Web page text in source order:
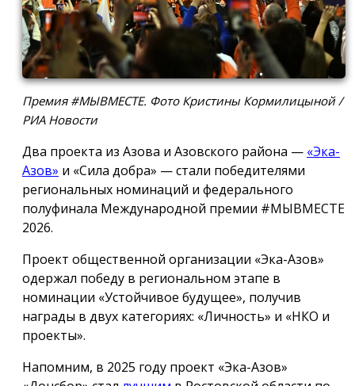
Премия #МЫВМЕСТЕ. Фото Кристины Кормилицыной /
РИА Новости
Два проекта из Азова и Азовского района — «Эка-
Азов» и «Сила добра» — стали победителями
региональных номинаций и федерального
полуфинала Международной премии #МЫВМЕСТЕ
2026.
Проект общественной организации «Эка-Азов»
одержал победу в региональном этапе в
номинации «Устойчивое будущее», получив
награды в двух категориях: «Личность» и «НКО и
проекты».
Напомним, в 2025 году проект «Эка-Азов»